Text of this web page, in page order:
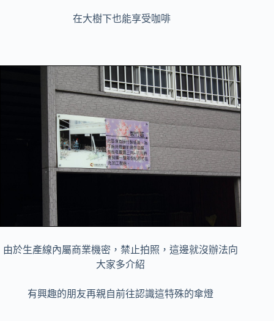
在大樹下也能享受咖啡
由於生產線內屬商業機密，禁止拍照，這邊就沒辦法向
大家多介紹
有興趣的朋友再親自前往認識這特殊的傘燈